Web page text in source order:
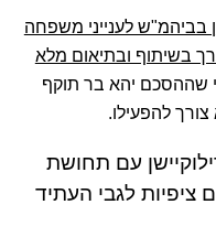
בביהמ"ש לענייני משפחה
בשיתוף ובתיאום מלא
שההסכם יהא בר תוקף
להפעילו.
עם תחושת
ציפיות לגבי העתיד